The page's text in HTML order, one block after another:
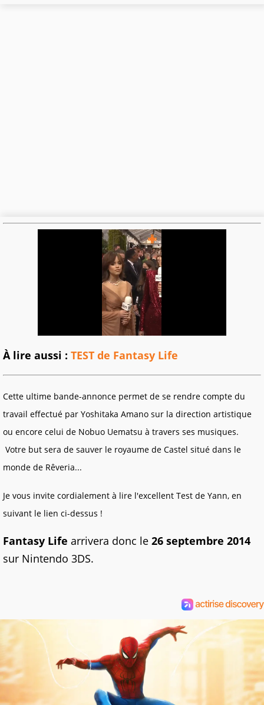
À lire aussi : TEST de Fantasy Life
Cette ultime bande-annonce permet de se rendre compte du
travail effectué par Yoshitaka Amano sur la direction artistique
ou encore celui de Nobuo Uematsu à travers ses musiques.
Votre but sera de sauver le royaume de Castel situé dans le
monde de Rêveria...
Je vous invite cordialement à lire l'excellent Test de Yann, en
suivant le lien ci-dessus !
Fantasy Life arrivera donc le 26 septembre 2014
sur Nintendo 3DS.